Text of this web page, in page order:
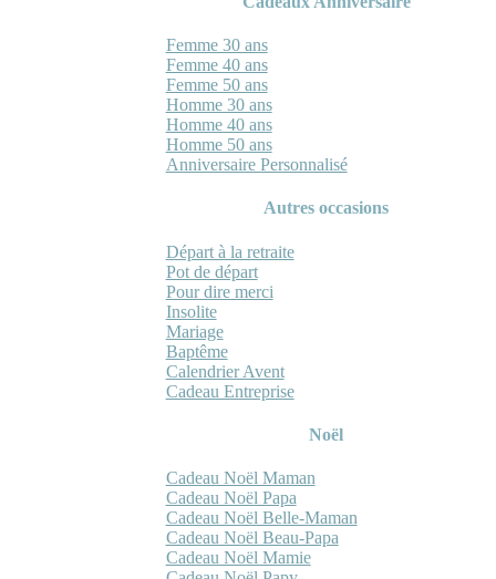
Femme 30 ans
Femme 40 ans
Femme 50 ans
Homme 30 ans
Homme 40 ans
Homme 50 ans
Anniversaire Personnalisé
Autres occasions
Départ à la retraite
Pot de départ
Pour dire merci
Insolite
Mariage
Baptême
Calendrier Avent
Cadeau Entreprise
Noël
Cadeau Noël Maman
Cadeau Noël Papa
Cadeau Noël Belle-Maman
Cadeau Noël Beau-Papa
Cadeau Noël Mamie